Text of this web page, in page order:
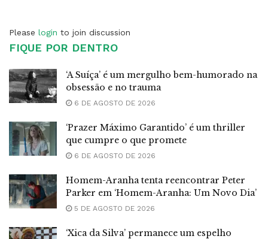
Please login to join discussion
FIQUE POR DENTRO
‘A Suíça’ é um mergulho bem-humorado na
obsessão e no trauma
6 DE AGOSTO DE 2026
‘Prazer Máximo Garantido’ é um thriller
que cumpre o que promete
6 DE AGOSTO DE 2026
Homem-Aranha tenta reencontrar Peter
Parker em ‘Homem-Aranha: Um Novo Dia’
5 DE AGOSTO DE 2026
‘Xica da Silva’ permanece um espelho